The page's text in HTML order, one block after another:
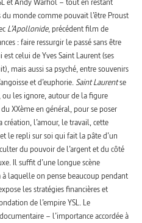
monde comme pouvait l’être Proust
L’Apollonide, précédent film de
: faire ressurgir le passé sans être
celui de Yves Saint Laurent (ses
mais aussi sa psyché, entre souvenirs
et d’euphorie.Saint Laurentse
ou les ignore, autour de la figure
XXème en général, pour se poser
l’amour, le travail, cette
le repli sur soi qui fait la pâte d’un
du pouvoir de l’argent et du côté
Il suffit d’une longue scène
à laquelle on pense beaucoup pendant
les stratégies financières et
de l’empire YSL. Le
– l’importance accordée à